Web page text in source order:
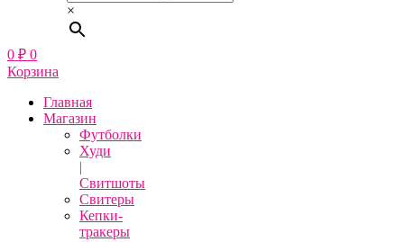
×
0 ₽ 0
Корзина
Главная
Магазин
Футболки
Худи
|
Свитшоты
Свитеры
Кепки-
тракеры